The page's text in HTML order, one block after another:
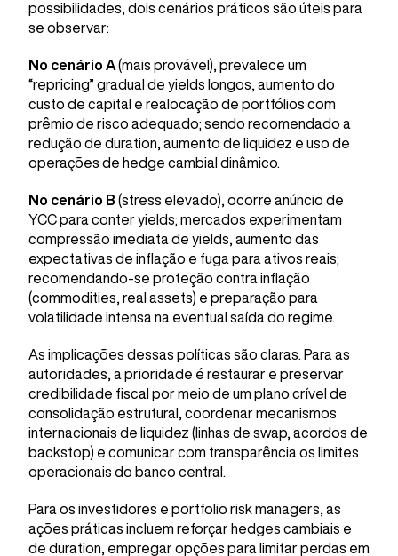
possibilidades, dois cenários práticos são úteis para
se observar:
No cenário A(mais provável), prevalece um
“repricing” gradual de yields longos, aumento do
custo de capital e realocação de portfólios com
prêmio de risco adequado; sendo recomendado a
redução de duration, aumento de liquidez e uso de
operações de hedge cambial dinâmico.
No cenário B (stress elevado), ocorre anúncio de
YCC para conter yields; mercados experimentam
compressão imediata de yields, aumento das
expectativas de inflação e fuga para ativos reais;
recomendando-se proteção contra inflação
(commodities, real assets) e preparação para
volatilidade intensa na eventual saída do regime.
As implicações dessas políticas são claras. Para as
autoridades, a prioridade é restaurar e preservar
credibilidade fiscal por meio de um plano crível de
consolidação estrutural, coordenar mecanismos
internacionais de liquidez (linhas de swap, acordos de
backstop) e comunicar com transparência os limites
operacionais do banco central.
Para os investidores e portfolio risk managers, as
ações práticas incluem reforçar hedges cambiais e
de duration, empregar opções para limitar perdas em